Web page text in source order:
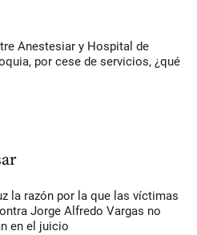
Anestesiar y Hospital de
por cese de servicios, ¿qué
la razón por la que las víctimas
Jorge Alfredo Vargas no
en el juicio